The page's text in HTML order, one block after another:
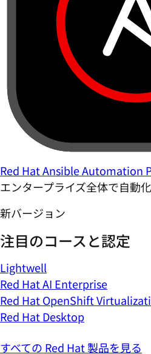
Red Hat Ansible Automation
エンタープライズ全体で自動
新バージョン
注目のコースと認定
Lightwell
Red Hat AI Enterprise
Red Hat OpenShift
Red Hat Desktop
すべての Red Hat 製品を見る